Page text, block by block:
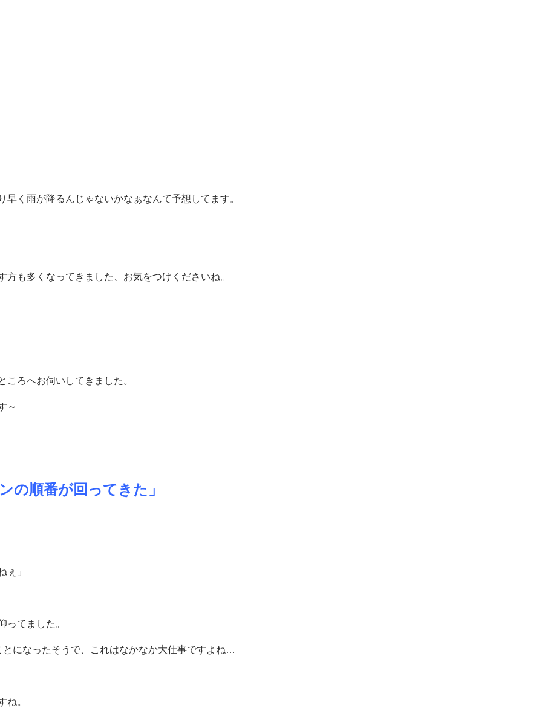
く雨が降るんじゃないかなぁなんて予想してます。
も多くなってきました、お気をつけくださいね。
ろへお伺いしてきました。
～
の順番が回ってきた」
ぇ」
てました。
になったそうで、これはなかなか大仕事ですよね…
ね。